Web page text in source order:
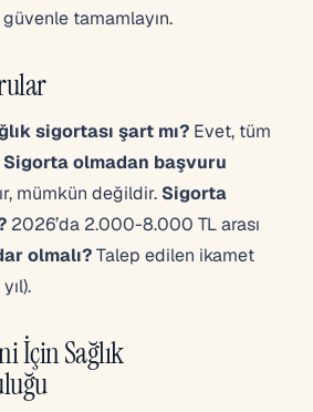
tamamlayın.
sigortası şart mı? Evet, tüm
Sigorta olmadan başvuru
mümkün değildir. Sigorta
2026’da 2.000-8.000 TL arası
olmalı?Talep edilen ikamet
İçin Sağlık